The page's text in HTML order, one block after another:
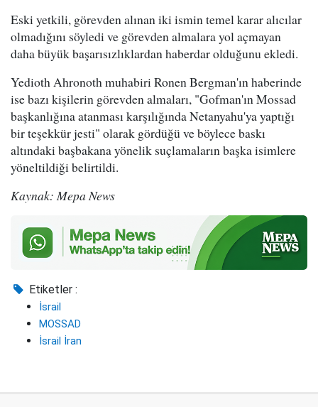
Eski yetkili, görevden alınan iki ismin temel karar alıcılar
olmadığını söyledi ve görevden almalara yol açmayan
daha büyük başarısızlıklardan haberdar olduğunu ekledi.
Yedioth Ahronoth muhabiri Ronen Bergman'ın haberinde
ise bazı kişilerin görevden almaları, "Gofman'ın Mossad
başkanlığına atanması karşılığında Netanyahu'ya yaptığı
bir teşekkür jesti" olarak gördüğü ve böylece baskı
altındaki başbakana yönelik suçlamaların başka isimlere
yöneltildiği belirtildi.
Kaynak: Mepa News
Etiketler :
İsrail
MOSSAD
İsrail İran